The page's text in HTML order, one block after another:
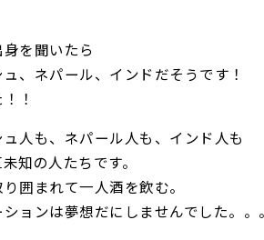
を聞いたら
、ネパール、インドだそうです！
！
人も、ネパール人も、インド人も
知の人たちです。
囲まれて一人酒を飲む。
ョンは夢想だにしませんでした。。